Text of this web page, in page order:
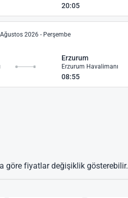
20:05
2026 - Perşembe
Erzurum
Erzurum Havalimanı
08:55
göre fiyatlar değişiklik gösterebilir.